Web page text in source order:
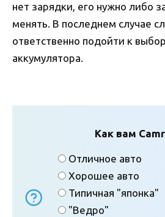
нет зарядки, его нужно либо
менять. В последнем случае
ответственно подойти к
аккумулятора.
Как вам
Отличное авто
Хорошее авто
Типичная "японка"
"Ведро"